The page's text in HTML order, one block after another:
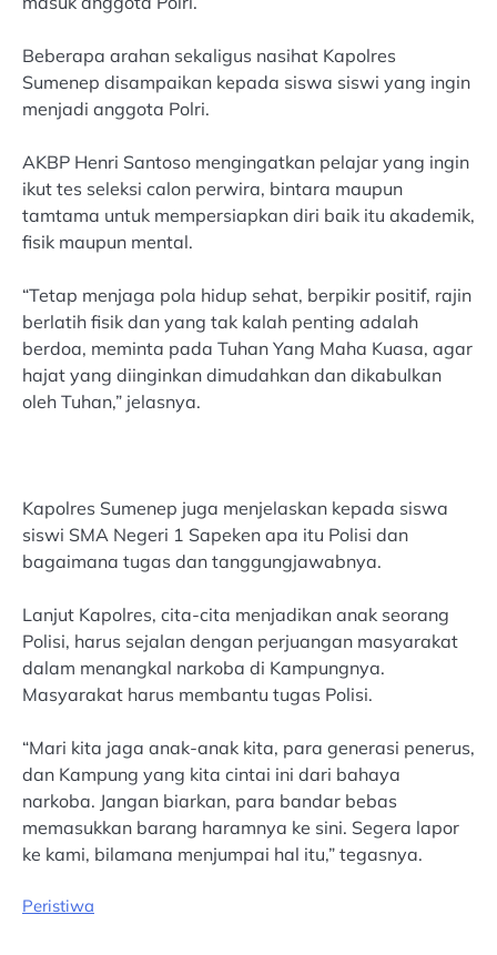
Beberapa arahan sekaligus nasihat Kapolres
Sumenep disampaikan kepada siswa siswi yang ingin
menjadi anggota Polri.
AKBP Henri Santoso mengingatkan pelajar yang ingin
ikut tes seleksi calon perwira, bintara maupun
tamtama untuk mempersiapkan diri baik itu akademik,
fisik maupun mental.
“Tetap menjaga pola hidup sehat, berpikir positif, rajin
berlatih fisik dan yang tak kalah penting adalah
berdoa, meminta pada Tuhan Yang Maha Kuasa, agar
hajat yang diinginkan dimudahkan dan dikabulkan
oleh Tuhan,” jelasnya.
Kapolres Sumenep juga menjelaskan kepada siswa
siswi SMA Negeri 1 Sapeken apa itu Polisi dan
bagaimana tugas dan tanggungjawabnya.
Lanjut Kapolres, cita-cita menjadikan anak seorang
Polisi, harus sejalan dengan perjuangan masyarakat
dalam menangkal narkoba di Kampungnya.
Masyarakat harus membantu tugas Polisi.
“Mari kita jaga anak-anak kita, para generasi penerus,
dan Kampung yang kita cintai ini dari bahaya
narkoba. Jangan biarkan, para bandar bebas
memasukkan barang haramnya ke sini. Segera lapor
ke kami, bilamana menjumpai hal itu,” tegasnya.
Peristiwa